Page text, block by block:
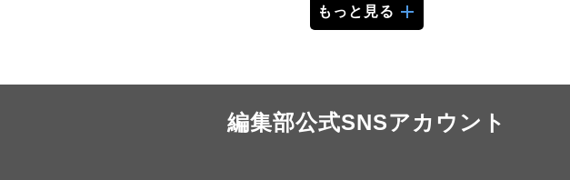
もっと見る
編集部公式SNSアカウント